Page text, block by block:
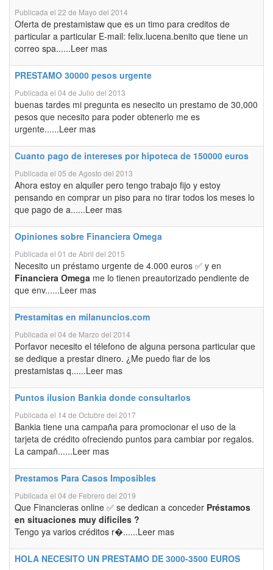
Publicada el 22 de Mayo del 2014
Oferta de prestamistaw que es un timo para creditos de
particular a particular E-mail: felix.lucena.benito que tiene un
correo spa......Leer mas
PRESTAMO 30000 pesos urgente
Publicada el 04 de Julio del 2013
buenas tardes mi pregunta es nesecito un prestamo de 30,000
pesos que necesito para poder obtenerlo me es
urgente......Leer mas
Cuanto pago de intereses por hipoteca de 150000 euros
Publicada el 05 de Agosto del 2013
Ahora estoy en alquiler pero tengo trabajo fijo y estoy
pensando en comprar un piso para no tirar todos los meses lo
que pago de a......Leer mas
Opiniones sobre Financiera Omega
Publicada el 01 de Abril del 2015
Necesito un préstamo urgente de 4.000 euros ✅ y en
Financiera Omega me lo tienen preautorizado pendiente de
que env......Leer mas
Prestamitas en milanuncios.com
Publicada el 04 de Marzo del 2014
Porfavor necesito el télefono de alguna persona particular que
se dedique a prestar dinero. ¿Me puedo fiar de los
prestamistas q......Leer mas
Puntos ilusion Bankia donde consultarlos
Publicada el 14 de Octubre del 2017
Bankia tiene una campaña para promocionar el uso de la
tarjeta de crédito ofreciendo puntos para cambiar por regalos.
La campañ......Leer mas
Prestamos Para Casos Imposibles
Publicada el 04 de Febrero del 2019
Que Financieras online ✅ se dedican a conceder Préstamos
en situaciones muy dificiles ?
Tengo ya varios créditos r�......Leer mas
HOLA NECESITO UN PRESTAMO DE 3000-3500 EUROS